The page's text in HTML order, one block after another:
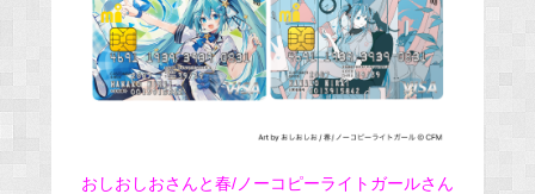
おしおしおさんと春/ノーコピーライトガールさん